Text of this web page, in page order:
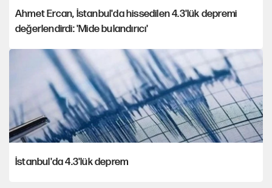
Ahmet Ercan, İstanbul'da hissedilen 4.3'lük depremi
değerlendirdi: 'Mide bulandırıcı'
İstanbul'da 4.3'lük deprem